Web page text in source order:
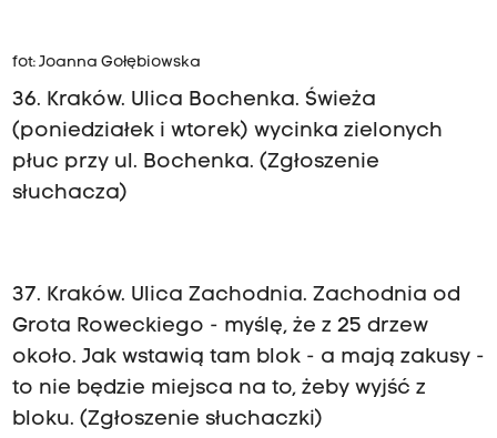
fot: Joanna Gołębiowska
36. Kraków. Ulica Bochenka. Świeża
(poniedziałek i wtorek) wycinka zielonych
płuc przy ul. Bochenka. (Zgłoszenie
słuchacza)
37. Kraków. Ulica Zachodnia. Zachodnia od
Grota Roweckiego - myślę, że z 25 drzew
około. Jak wstawią tam blok - a mają zakusy -
to nie będzie miejsca na to, żeby wyjść z
bloku. (Zgłoszenie słuchaczki)